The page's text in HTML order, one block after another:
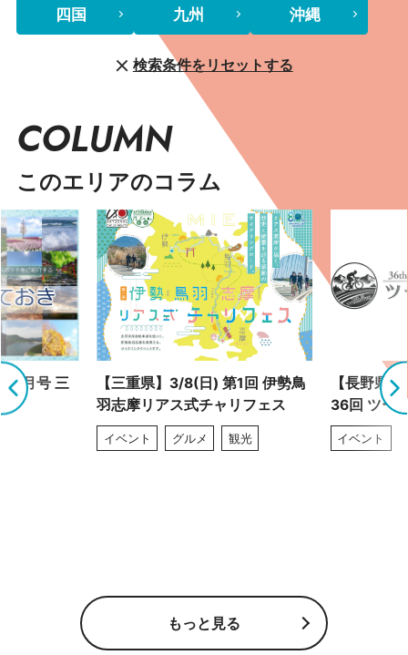
四国 九州 沖縄
検索条件をリセットする
COLUMN
このエリアのコラム
9月号 三
【三重県】3/8(日) 第1回 伊勢鳥
羽志摩リアス式チャリフェス
イベント グルメ 観光
【長野県
36回 ツー
イベント
もっと見る